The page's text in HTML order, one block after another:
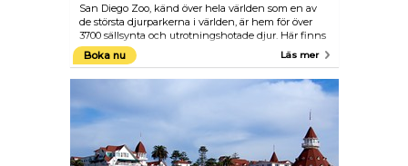
San Diego Zoo, känd över hela världen som en av
de största djurparkerna i världen, är hem för över
3700 sällsynta och utrotningshotade djur. Här finns
även en botanisk samling med mer än 700 000
exotiska växter.
Boka nu Läs mer